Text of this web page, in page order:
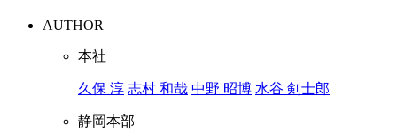
AUTHOR
本社
久保 淳 志村 和哉 中野 昭博 水谷 剣士郎
静岡本部